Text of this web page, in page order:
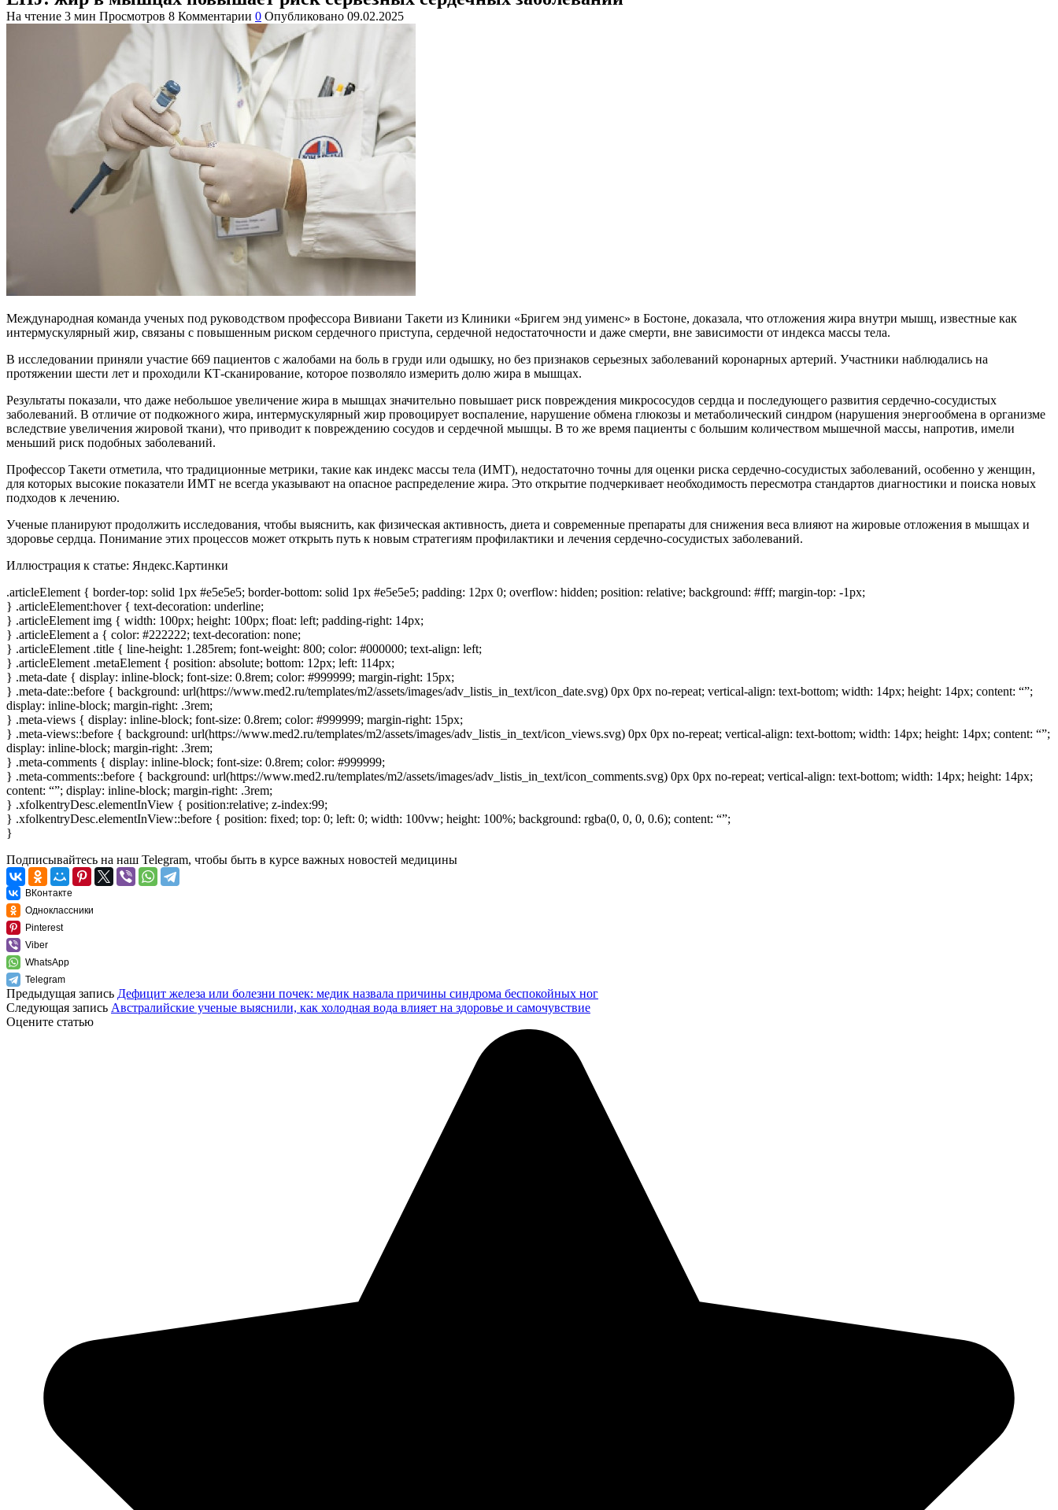
На чтение 3 мин Просмотров 8 Комментарии 0 Опубликовано 09.02.2025
Международная команда ученых под руководством профессора Вивиани Такети из Клиники «Бригем энд уименс» в Бостоне, доказала, что отложения жира внутри мышц, известные как
интермускулярный жир, связаны с повышенным риском сердечного приступа, сердечной недостаточности и даже смерти, вне зависимости от индекса массы тела.
В исследовании приняли участие 669 пациентов с жалобами на боль в груди или одышку, но без признаков серьезных заболеваний коронарных артерий. Участники наблюдались на
протяжении шести лет и проходили КТ-сканирование, которое позволяло измерить долю жира в мышцах.
Результаты показали, что даже небольшое увеличение жира в мышцах значительно повышает риск повреждения микрососудов сердца и последующего развития сердечно-сосудистых
заболеваний. В отличие от подкожного жира, интермускулярный жир провоцирует воспаление, нарушение обмена глюкозы и метаболический синдром (нарушения энергообмена в организме
вследствие увеличения жировой ткани), что приводит к повреждению сосудов и сердечной мышцы. В то же время пациенты с большим количеством мышечной массы, напротив, имели
меньший риск подобных заболеваний.
Профессор Такети отметила, что традиционные метрики, такие как индекс массы тела (ИМТ), недостаточно точны для оценки риска сердечно-сосудистых заболеваний, особенно у женщин,
для которых высокие показатели ИМТ не всегда указывают на опасное распределение жира. Это открытие подчеркивает необходимость пересмотра стандартов диагностики и поиска новых
подходов к лечению.
Ученые планируют продолжить исследования, чтобы выяснить, как физическая активность, диета и современные препараты для снижения веса влияют на жировые отложения в мышцах и
здоровье сердца. Понимание этих процессов может открыть путь к новым стратегиям профилактики и лечения сердечно-сосудистых заболеваний.
Иллюстрация к статье: Яндекс.Картинки
.articleElement { border-top: solid 1px #e5e5e5; border-bottom: solid 1px #e5e5e5; padding: 12px 0; overflow: hidden; position: relative; background: #fff; margin-top: -1px;
} .articleElement:hover { text-decoration: underline;
} .articleElement img { width: 100px; height: 100px; float: left; padding-right: 14px;
} .articleElement a { color: #222222; text-decoration: none;
} .articleElement .title { line-height: 1.285rem; font-weight: 800; color: #000000; text-align: left;
} .articleElement .metaElement { position: absolute; bottom: 12px; left: 114px;
} .meta-date { display: inline-block; font-size: 0.8rem; color: #999999; margin-right: 15px;
} .meta-date::before { background: url(https://www.med2.ru/templates/m2/assets/images/adv_listis_in_text/icon_date.svg) 0px 0px no-repeat; vertical-align: text-bottom; width: 14px; height: 14px; content: “”;
display: inline-block; margin-right: .3rem;
} .meta-views { display: inline-block; font-size: 0.8rem; color: #999999; margin-right: 15px;
} .meta-views::before { background: url(https://www.med2.ru/templates/m2/assets/images/adv_listis_in_text/icon_views.svg) 0px 0px no-repeat; vertical-align: text-bottom; width: 14px; height: 14px; content: “”;
display: inline-block; margin-right: .3rem;
} .meta-comments { display: inline-block; font-size: 0.8rem; color: #999999;
} .meta-comments::before { background: url(https://www.med2.ru/templates/m2/assets/images/adv_listis_in_text/icon_comments.svg) 0px 0px no-repeat; vertical-align: text-bottom; width: 14px; height: 14px;
content: “”; display: inline-block; margin-right: .3rem;
} .xfolkentryDesc.elementInView { position:relative; z-index:99;
} .xfolkentryDesc.elementInView::before { position: fixed; top: 0; left: 0; width: 100vw; height: 100%; background: rgba(0, 0, 0, 0.6); content: “”;
}
Подписывайтесь на наш Telegram, чтобы быть в курсе важных новостей медицины
ВКонтакте
Одноклассники
Pinterest
Viber
WhatsApp
Telegram
Предыдущая запись Дефицит железа или болезни почек: медик назвала причины синдрома беспокойных ног
Следующая запись Австралийские ученые выяснили, как холодная вода влияет на здоровье и самочувствие
Оцените статью